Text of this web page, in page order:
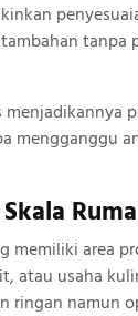
tanpa
menjadikannya
mengganggu
memiliki area
atau usaha
ringan namun